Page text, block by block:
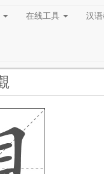
在线工具 汉